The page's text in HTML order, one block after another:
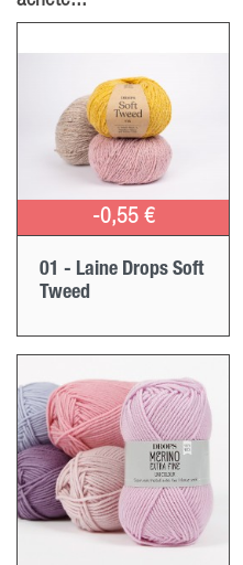
-0,55 €
01 - Laine Drops Soft
Tweed